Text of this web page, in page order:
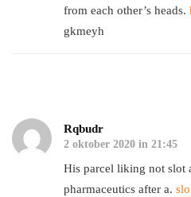
from each other’s heads.
gkmeyh
Rqbudr
2 oktober 2020 in 21:45
His parcel liking not slot
pharmaceutics after a.